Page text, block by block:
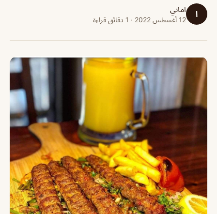
ا اماني
12 أغسطس 2022 · 1 دقائق قراءة